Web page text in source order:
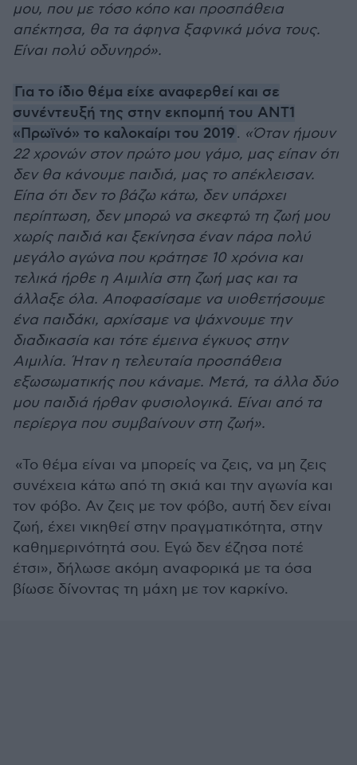
μου, που με τόσο κόπο και προσπάθεια
απέκτησα, θα τα άφηνα ξαφνικά μόνα τους.
Είναι πολύ οδυνηρό».
Για το ίδιο θέμα είχε αναφερθεί και σε
συνέντευξή της στην εκπομπή του ΑΝΤ1
«Πρωϊνό» το καλοκαίρι του 2019. «Όταν ήμουν
22 χρονών στον πρώτο μου γάμο, μας είπαν ότι
δεν θα κάνουμε παιδιά, μας το απέκλεισαν.
Είπα ότι δεν το βάζω κάτω, δεν υπάρχει
περίπτωση, δεν μπορώ να σκεφτώ τη ζωή μου
χωρίς παιδιά και ξεκίνησα έναν πάρα πολύ
μεγάλο αγώνα που κράτησε 10 χρόνια και
τελικά ήρθε η Αιμιλία στη ζωή μας και τα
άλλαξε όλα. Αποφασίσαμε να υιοθετήσουμε
ένα παιδάκι, αρχίσαμε να ψάχνουμε την
διαδικασία και τότε έμεινα έγκυος στην
Αιμιλία. Ήταν η τελευταία προσπάθεια
εξωσωματικής που κάναμε. Μετά, τα άλλα δύο
μου παιδιά ήρθαν φυσιολογικά. Είναι από τα
περίεργα που συμβαίνουν στη ζωή».
«Το θέμα είναι να μπορείς να ζεις, να μη ζεις
συνέχεια κάτω από τη σκιά και την αγωνία και
τον φόβο. Αν ζεις με τον φόβο, αυτή δεν είναι
ζωή, έχει νικηθεί στην πραγματικότητα, στην
καθημερινότητά σου. Εγώ δεν έζησα ποτέ
έτσι», δήλωσε ακόμη αναφορικά με τα όσα
βίωσε δίνοντας τη μάχη με τον καρκίνο.